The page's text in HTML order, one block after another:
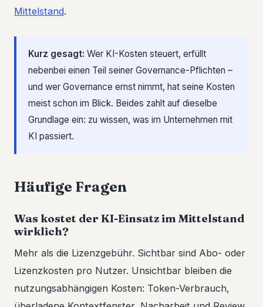
Mittelstand.
Kurz gesagt: Wer KI-Kosten steuert, erfüllt
nebenbei einen Teil seiner Governance-Pflichten –
und wer Governance ernst nimmt, hat seine Kosten
meist schon im Blick. Beides zahlt auf dieselbe
Grundlage ein: zu wissen, was im Unternehmen mit
KI passiert.
Häufige Fragen
Was kostet der KI-Einsatz im Mittelstand
wirklich?
Mehr als die Lizenzgebühr. Sichtbar sind Abo- oder
Lizenzkosten pro Nutzer. Unsichtbar bleiben die
nutzungsabhängigen Kosten: Token-Verbrauch,